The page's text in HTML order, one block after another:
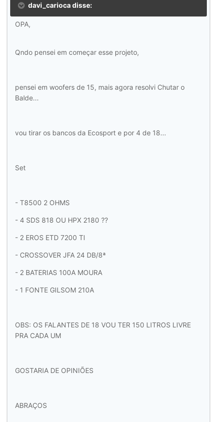
davi_carioca disse:
OPA,
Qndo pensei em começar esse projeto,
pensei em woofers de 15, mais agora resolvi Chutar o
Balde...
vou tirar os bancos da Ecosport e por 4 de 18...
Set
- T8500 2 OHMS
- 4 SDS 818 OU HPX 2180 ??
- 2 EROS ETD 7200 TI
- CROSSOVER JFA 24 DB/8ª
- 2 BATERIAS 100A MOURA
- 1 FONTE GILSOM 210A
OBS: OS FALANTES DE 18 VOU TER 150 LITROS LIVRE
PRA CADA UM
GOSTARIA DE OPINIÕES
ABRAÇOS